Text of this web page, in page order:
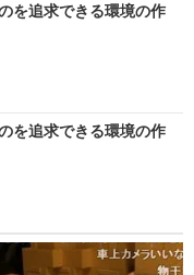
を追求できる環境の作
を追求できる環境の作